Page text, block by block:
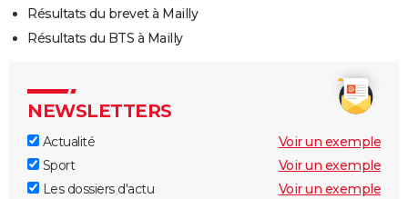
Résultats du brevet à Mailly
Résultats du BTS à Mailly
NEWSLETTERS
Actualité
Voir un exemple
Sport
Voir un exemple
Les dossiers d'actu
Voir un exemple